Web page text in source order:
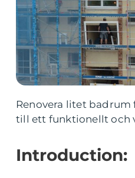
Renovera litet
till ett funktionellt och
Introduction: